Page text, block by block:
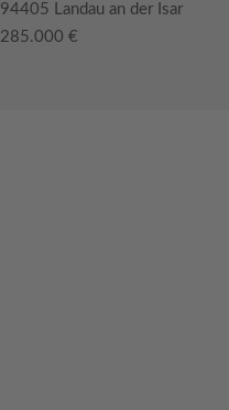
94405 Landau an der Isar
285.000 €